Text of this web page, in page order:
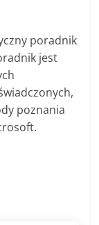
poradnik
jest
poznania